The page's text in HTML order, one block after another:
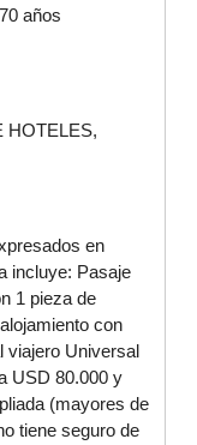
años
HOTELES,
en
incluye: Pasaje
1 pieza de
con
viajero Universal
USD 80.000 y
(mayores de
tiene seguro de